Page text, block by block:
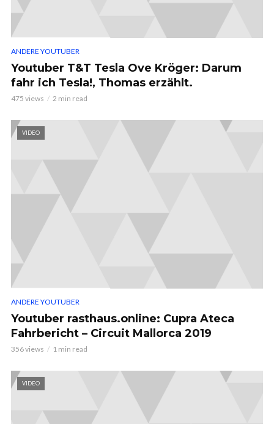
ANDERE YOUTUBER
Youtuber T&T Tesla Ove Kröger: Darum
fahr ich Tesla!, Thomas erzählt.
475 views 2 min read
VIDEO
ANDERE YOUTUBER
Youtuber rasthaus.online: Cupra Ateca
Fahrbericht – Circuit Mallorca 2019
356 views 1 min read
VIDEO